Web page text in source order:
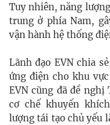
Tuy nhiên, năng
trung ở phía Nam,
vận hành hệ thống
Lãnh đạo EVN chia
ứng điện cho khu
EVN cũng đã đề
cơ chế khuyến
lượng tái tạo chủ yếu